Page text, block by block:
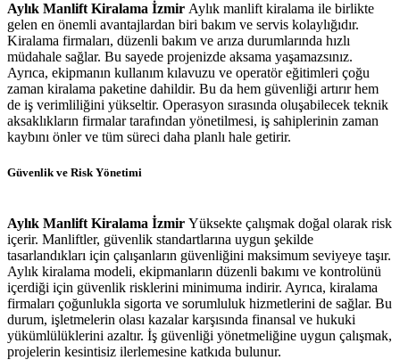
Aylık Manlift Kiralama İzmir Aylık manlift kiralama ile birlikte
gelen en önemli avantajlardan biri bakım ve servis kolaylığıdır.
Kiralama firmaları, düzenli bakım ve arıza durumlarında hızlı
müdahale sağlar. Bu sayede projenizde aksama yaşamazsınız.
Ayrıca, ekipmanın kullanım kılavuzu ve operatör eğitimleri çoğu
zaman kiralama paketine dahildir. Bu da hem güvenliği artırır hem
de iş verimliliğini yükseltir. Operasyon sırasında oluşabilecek teknik
aksaklıkların firmalar tarafından yönetilmesi, iş sahiplerinin zaman
kaybını önler ve tüm süreci daha planlı hale getirir.
Güvenlik ve Risk Yönetimi
Aylık Manlift Kiralama İzmir Yüksekte çalışmak doğal olarak risk
içerir. Manliftler, güvenlik standartlarına uygun şekilde
tasarlandıkları için çalışanların güvenliğini maksimum seviyeye taşır.
Aylık kiralama modeli, ekipmanların düzenli bakımı ve kontrolünü
içerdiği için güvenlik risklerini minimuma indirir. Ayrıca, kiralama
firmaları çoğunlukla sigorta ve sorumluluk hizmetlerini de sağlar. Bu
durum, işletmelerin olası kazalar karşısında finansal ve hukuki
yükümlülüklerini azaltır. İş güvenliği yönetmeliğine uygun çalışmak,
projelerin kesintisiz ilerlemesine katkıda bulunur.